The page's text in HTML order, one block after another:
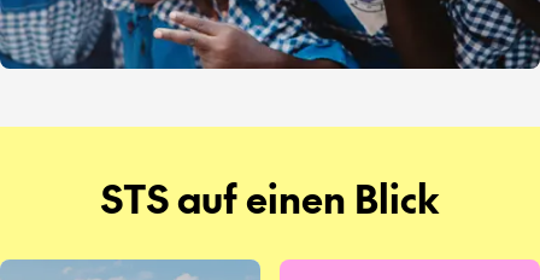
STS auf einen Blick